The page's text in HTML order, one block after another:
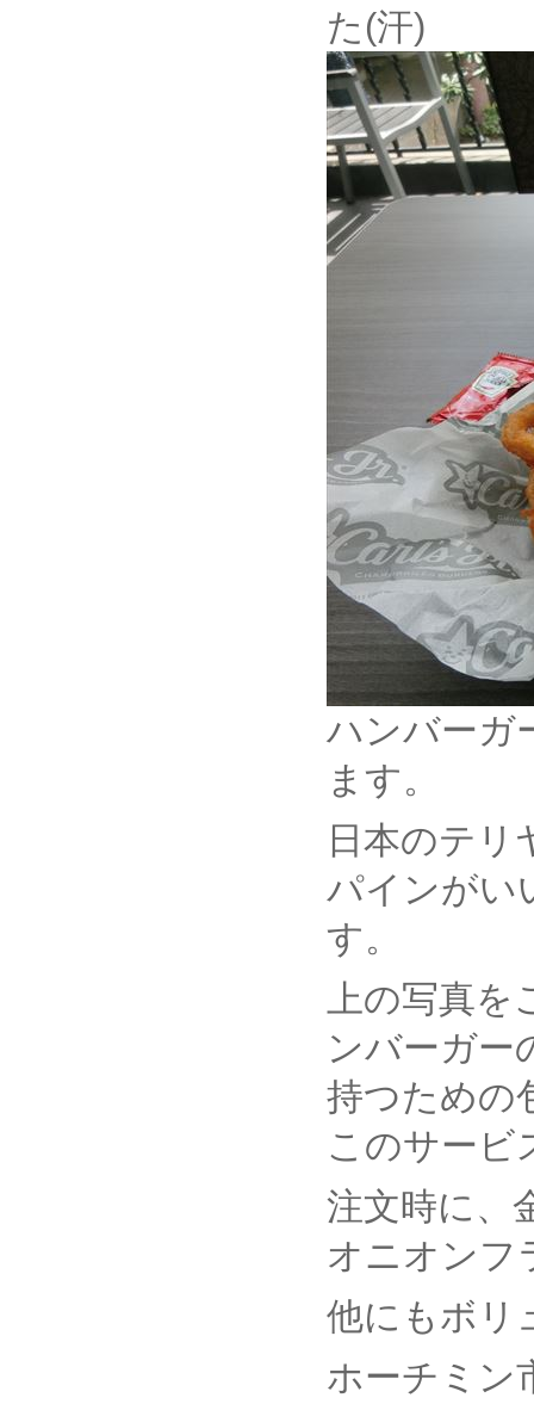
た(汗)
ハンバーガ
ます。
日本のテリ
パインがい
す。
上の写真を
ンバーガー
持つための
このサービ
注文時に、
オニオンフ
他にもボリ
ホーチミン